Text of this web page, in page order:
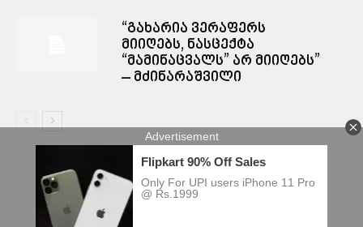
“გახარია ვერაფერს
მიიღებს, ნასცექტა
“მამინაცვალს” არ მიიღებს”
– მძინარაშვილი
© Spacesnews • სფეისნიუსი